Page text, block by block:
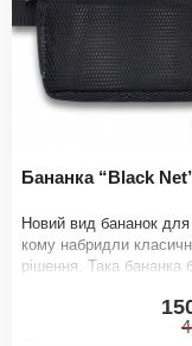
Бананка “Black
Новий вид бананок для
кому набридли
рішення. Така бананка
звичайним форм-фа